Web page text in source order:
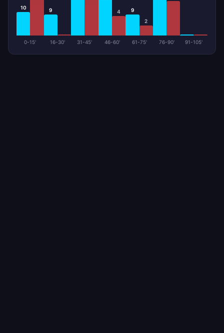
10
0-15'
9
16-30' 31-45'
4
46-60'
9
2
61-75' 76-90' 91-105'